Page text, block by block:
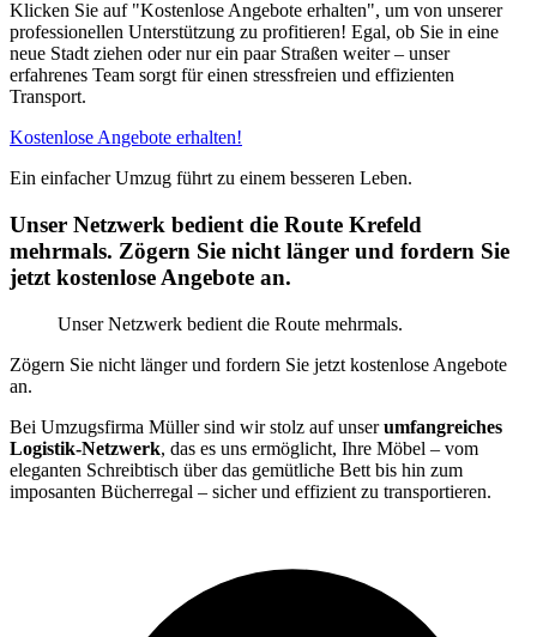
Klicken Sie auf "Kostenlose Angebote erhalten", um von unserer
professionellen Unterstützung zu profitieren! Egal, ob Sie in eine
neue Stadt ziehen oder nur ein paar Straßen weiter – unser
erfahrenes Team sorgt für einen stressfreien und effizienten
Transport.
Kostenlose Angebote erhalten!
Ein einfacher Umzug führt zu einem besseren Leben.
Unser Netzwerk bedient die Route Krefeld
mehrmals. Zögern Sie nicht länger und fordern Sie
jetzt kostenlose Angebote an.
Unser Netzwerk bedient die Route mehrmals.
Zögern Sie nicht länger und fordern Sie jetzt kostenlose Angebote
an.
Bei Umzugsfirma Müller sind wir stolz auf unserumfangreiches
Logistik-Netzwerk, das es uns ermöglicht, Ihre Möbel – vom
eleganten Schreibtisch über das gemütliche Bett bis hin zum
imposanten Bücherregal – sicher und effizient zu transportieren.